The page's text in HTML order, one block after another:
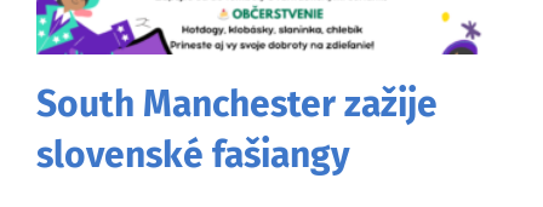
South Manchester zažije
slovenské fašiangy